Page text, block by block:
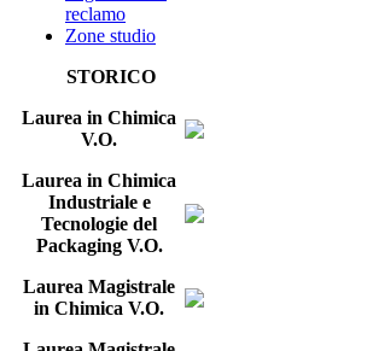
reclamo
Zone studio
STORICO
Laurea in Chimica
V.O.
Laurea in Chimica
Industriale e
Tecnologie del
Packaging V.O.
Laurea Magistrale
in Chimica V.O.